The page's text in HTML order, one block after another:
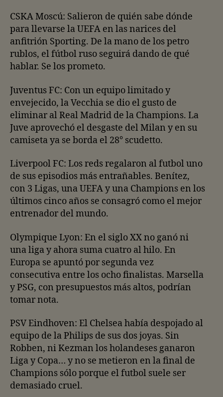
CSKA Moscú: Salieron de quién sabe dónde
para llevarse la UEFA en las narices del
anfitrión Sporting. De la mano de los petro
rublos, el fútbol ruso seguirá dando de qué
hablar. Se los prometo.
Juventus FC: Con un equipo limitado y
envejecido, la Vecchia se dio el gusto de
eliminar al Real Madrid de la Champions. La
Juve aprovechó el desgaste del Milan y en su
camiseta ya se borda el 28° scudetto.
Liverpool FC: Los reds regalaron al futbol uno
de sus episodios más entrañables. Benítez,
con 3 Ligas, una UEFA y una Champions en los
últimos cinco años se consagró como el mejor
entrenador del mundo.
Olympique Lyon: En el siglo XX no ganó ni
una liga y ahora suma cuatro al hilo. En
Europa se apuntó por segunda vez
consecutiva entre los ocho finalistas. Marsella
y PSG, con presupuestos más altos, podrían
tomar nota.
PSV Eindhoven: El Chelsea había despojado al
equipo de la Philips de sus dos joyas. Sin
Robben, ni Kezman los holandeses ganaron
Liga y Copa… y no se metieron en la final de
Champions sólo porque el futbol suele ser
demasiado cruel.